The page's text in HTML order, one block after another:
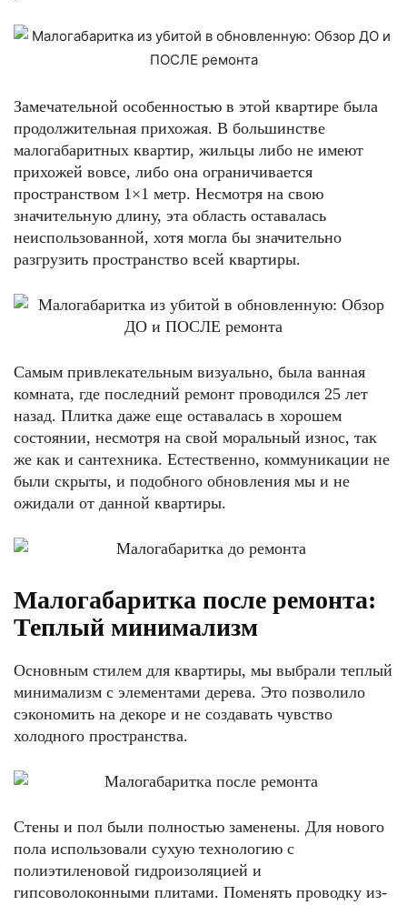
Замечательной особенностью в этой квартире была
продолжительная прихожая. В большинстве
малогабаритных квартир, жильцы либо не имеют
прихожей вовсе, либо она ограничивается
пространством 1×1 метр. Несмотря на свою
значительную длину, эта область оставалась
неиспользованной, хотя могла бы значительно
разгрузить пространство всей квартиры.
Самым привлекательным визуально, была ванная
комната, где последний ремонт проводился 25 лет
назад. Плитка даже еще оставалась в хорошем
состоянии, несмотря на свой моральный износ, так
же как и сантехника. Естественно, коммуникации не
были скрыты, и подобного обновления мы и не
ожидали от данной квартиры.
Малогабаритка после ремонта:
Теплый минимализм
Основным стилем для квартиры, мы выбрали теплый
минимализм с элементами дерева. Это позволило
сэкономить на декоре и не создавать чувство
холодного пространства.
Стены и пол были полностью заменены. Для нового
пола использовали сухую технологию с
полиэтиленовой гидроизоляцией и
гипсоволоконными плитами. Поменять проводку из-